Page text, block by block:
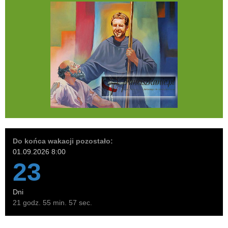
Do końca wakacji pozostało:
01.09.2026 8:00
23
Dni
21 godz. 55 min. 55 sec.